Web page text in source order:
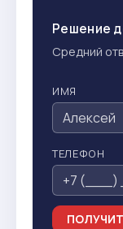
Решение
Средний
ИМЯ
ТЕЛЕФОН